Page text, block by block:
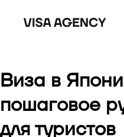
Виза в США
Виза в
Виза в
пошаговое
для туристов